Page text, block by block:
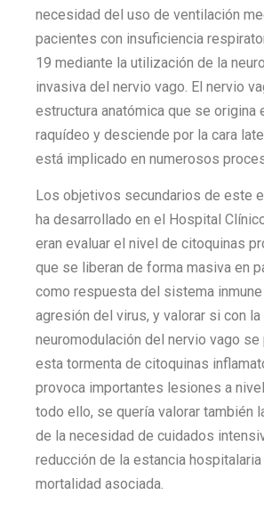
necesidad del uso de ventilación
pacientes con insuficiencia
19 mediante la utilización de la
invasiva del nervio vago. El nervio
estructura anatómica que se origina
raquídeo y desciende por la cara
está implicado en numerosos
Los objetivos secundarios de este
ha desarrollado en el Hospital
eran evaluar el nivel de citoquinas
que se liberan de forma masiva en
como respuesta del sistema
agresión del virus, y valorar si con la
neuromodulación del nervio vago
esta tormenta de citoquinas
provoca importantes lesiones a
todo ello, se quería valorar también
de la necesidad de cuidados
reducción de la estancia
mortalidad asociada.